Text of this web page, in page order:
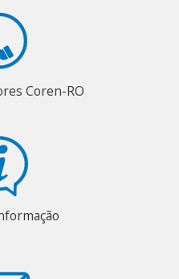
Coren-RO